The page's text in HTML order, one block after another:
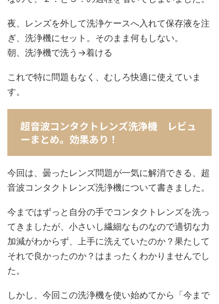
夜、レンズを外して洗浄ケースへ入れて保存液を注
ぎ、洗浄機にセット。そのまま何もしない。
朝、洗浄機で洗う→着ける
これで特に問題もなく、むしろ快適に使えていま
す。
超音波コンタクトレンズ洗浄機 レビュ
ーまとめ。効果あり！
今回は、曇ったレンズ問題が一気に解消できる、超
音波コンタクトレンズ洗浄機について書きました。
今まではずっと自分の手でコンタクトレンズを洗っ
てきましたが、小さいし繊細なものなので適切な力
加減がわからず、上手に洗えていたのか？果たして
それで良かったのか？はまったくわかりませんでし
た。
しかし、今回この洗浄機を使い始めてから「今まで